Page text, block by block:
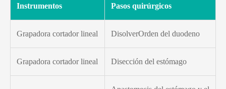
Instrumentos Pasos quirúrgicos
Grapadora cortador lineal DisolverOrden del duodeno
Grapadora cortador lineal Disección del estómago